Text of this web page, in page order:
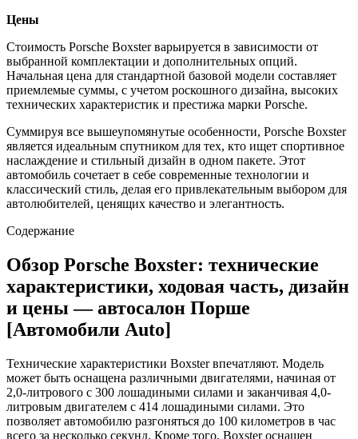
Цены
Стоимость Porsche Boxster варьируется в зависимости от
выбранной комплектации и дополнительных опций.
Начальная цена для стандартной базовой модели составляет
приемлемые суммы, с учетом роскошного дизайна, высоких
технических характеристик и престижа марки Porsche.
Суммируя все вышеупомянутые особенности, Porsche Boxster
является идеальным спутником для тех, кто ищет спортивное
наслаждение и стильный дизайн в одном пакете. Этот
автомобиль сочетает в себе современные технологии и
классический стиль, делая его привлекательным выбором для
автолюбителей, ценящих качество и элегантность.
Содержание
Обзор Porsche Boxster: технические
характеристики, ходовая часть, дизайн
и цены — автосалон Порше
[Автомобили Auto]
Технические характеристики Boxster впечатляют. Модель
может быть оснащена различными двигателями, начиная от
2,0-литрового с 300 лошадиными силами и заканчивая 4,0-
литровым двигателем с 414 лошадиными силами. Это
позволяет автомобилю разгоняться до 100 километров в час
всего за несколько секунд. Кроме того, Boxster оснащен